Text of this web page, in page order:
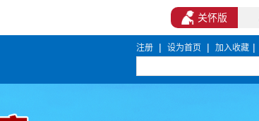
注册 | 设为首页 | 加入收藏 |
关怀版